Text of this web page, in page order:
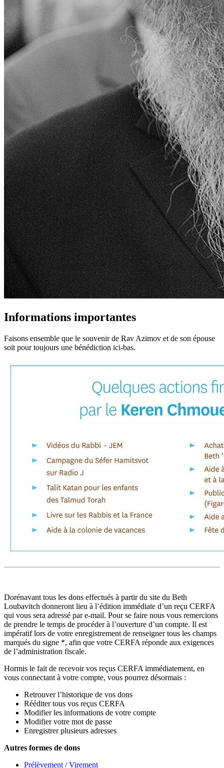
Informations importantes
Faisons ensemble que le souvenir de Rav Azimov et de son épouse
soit pour toujours une bénédiction ici-bas.
Dorénavant tous les dons effectués à partir du site du Beth
Loubavitch donneront lieu à l’édition immédiate d’un reçu CERFA
qui vous sera adressé par e-mail. Pour se faire nous vous remercions
de prendre le temps de procéder à l’ouverture d’un compte. Il est
impératif lors de votre enregistrement de renseigner tous les champs
marqués du signe *, afin que votre CERFA réponde aux exigences
de l’administration fiscale.
Hormis le fait de recevoir vos reçus CERFA immédiatement, en
vous connectant à votre compte, vous pourrez désormais :
Retrouver l’historique de vos dons
Rééditer tous vos reçus CERFA
Modifier les informations de votre compte
Modifier votre mot de passe
Enregistrer plusieurs adresses
Autres formes de dons
Prélèvement / Virement